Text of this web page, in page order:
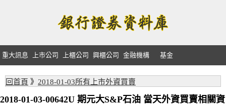
重大訊息 上市公司 上櫃公司 興櫃公司 金融機構 基金
回首頁 》 2018-01-03所有上市外資買賣
2018-01-03-00642U 期元大S&P石油 當天外資買賣相關資